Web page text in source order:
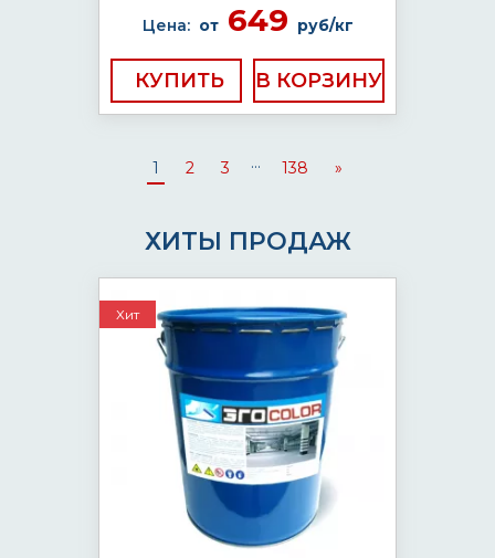
Цена: от649 руб/кг
КУПИТЬ
1 2 3 ... 138 »
ХИТЫ ПРОДАЖ
Хит